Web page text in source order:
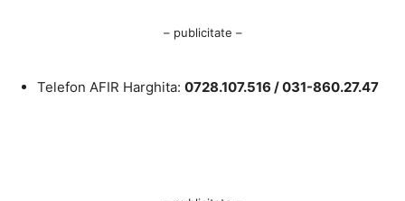
– publicitate –
Telefon AFIR Harghita: 0728.107.516 /031-860.27.47